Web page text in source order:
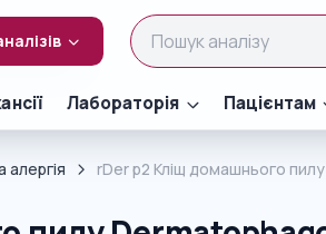
Лабораторія Пацієнтам
алергія rDer p2 Кліщ домашнього